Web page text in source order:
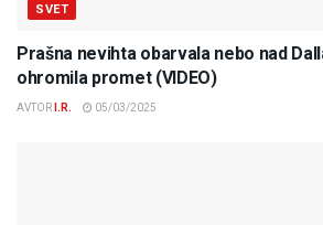
SVET
Prašna nevihta obarvala nebo nad
ohromila promet (VIDEO)
AVTOR I.R. 05/03/2025